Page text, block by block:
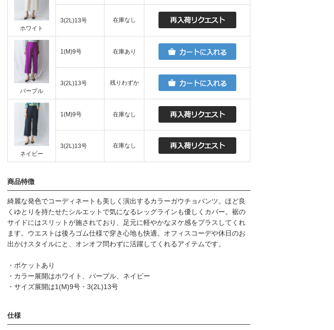
ホワイト
3(2L)13号 在庫なし
パープル
1(M)9号 在庫あり
3(2L)13号 残りわずか
ネイビー
1(M)9号 在庫なし
3(2L)13号 在庫なし
商品特徴
綺麗な発色でコーディネートも美しく演出するカラーガウチョパンツ。ほど良
くゆとりを持たせたシルエットで気になるレッグラインも優しくカバー。裾の
サイドにはスリットが施されており、足元に軽やかなヌケ感をプラスしてくれ
ます。ウエストは後ろゴム仕様で穿き心地も快適。オフィスコーデや休日のお
出かけスタイルにと、オンオフ問わずに活躍してくれるアイテムです。
・ポケットあり
・カラー展開はホワイト、パープル、ネイビー
・サイズ展開は1(M)9号・3(2L)13号
仕様